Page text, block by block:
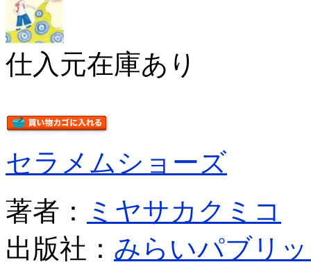
仕入元在庫あり
セラメムショーズ
著者：
ミヤサカクミコ
出版社： みらいパブリ